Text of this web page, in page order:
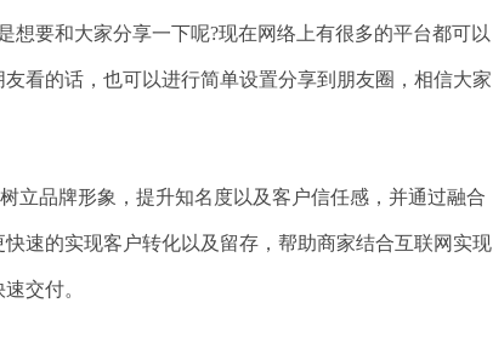
想要和大家分享一下呢?现在网络上有很多的平台都可以
看的话，也可以进行简单设置分享到朋友圈，相信大家
立品牌形象，提升知名度以及客户信任感，并通过融合
速的实现客户转化以及留存，帮助商家结合互联网实现
交付。